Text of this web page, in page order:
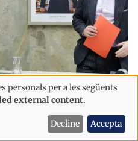
que la Llei de
personals per a les següents
external content.
Decline Accepta